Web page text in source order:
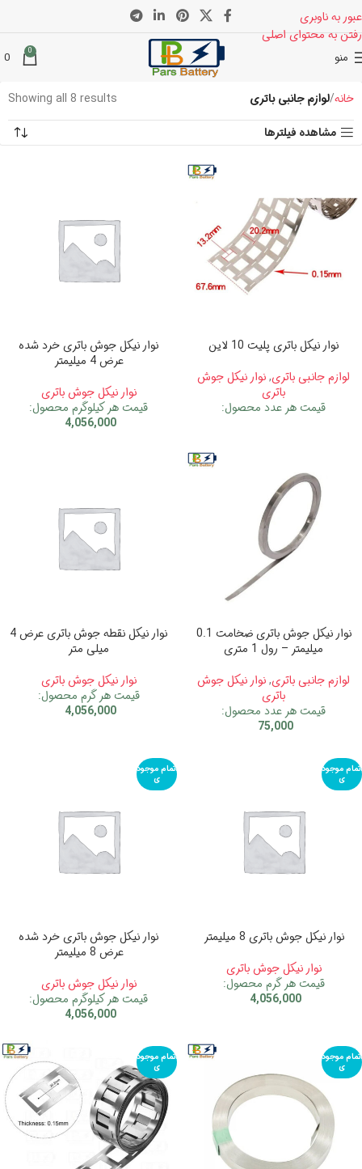
عبور به ناوبری
رفتن به محتوای اصلی
منو 0
0
خانه لوازم جانبی باتری
Showing all 8 results
مشاهده فیلترها
نوار نیکل باتری پلیت 10 لاین
لوازم جانبی باتری,نوار نیکل جوش
باتری
قیمت هر عدد محصول:
نوار نیکل جوش باتری خرد شده
عرض 4 میلیمتر
نوار نیکل جوش باتری
قیمت هر کیلوگرم محصول:
4,056,000
نوار نیکل جوش باتری ضخامت 0.1
میلیمتر – رول 1 متری
لوازم جانبی باتری,نوار نیکل جوش
باتری
قیمت هر عدد محصول:
75,000
نوار نیکل نقطه جوش باتری عرض 4
میلی متر
نوار نیکل جوش باتری
قیمت هر گرم محصول:
4,056,000
اتمام موجود
ی
نوار نیکل جوش باتری 8 میلیمتر
نوار نیکل جوش باتری
قیمت هر گرم محصول:
4,056,000
اتمام موجود
ی
نوار نیکل جوش باتری خرد شده
عرض 8 میلیمتر
نوار نیکل جوش باتری
قیمت هر کیلوگرم محصول:
4,056,000
اتمام موجود
ی
اتمام موجود
ی